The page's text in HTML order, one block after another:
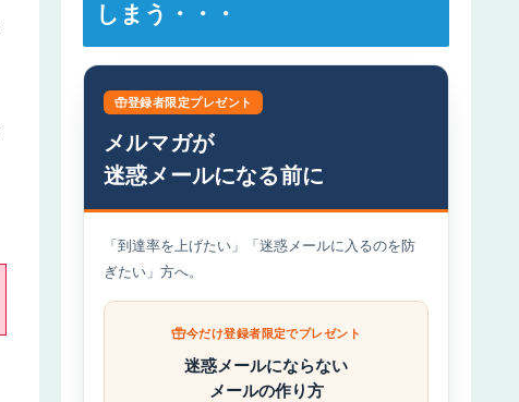
しまう・・・
登録者限定プレゼント
メルマガが
迷惑メールになる前に
「到達率を上げたい」「迷惑メールに入るのを防
ぎたい」方へ。
今だけ登録者限定でプレゼント
迷惑メールにならない
メールの作り方